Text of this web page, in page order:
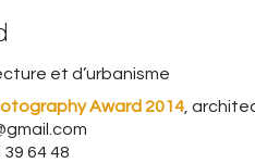
et d’urbanisme
Award 2014 ,
39 64 48